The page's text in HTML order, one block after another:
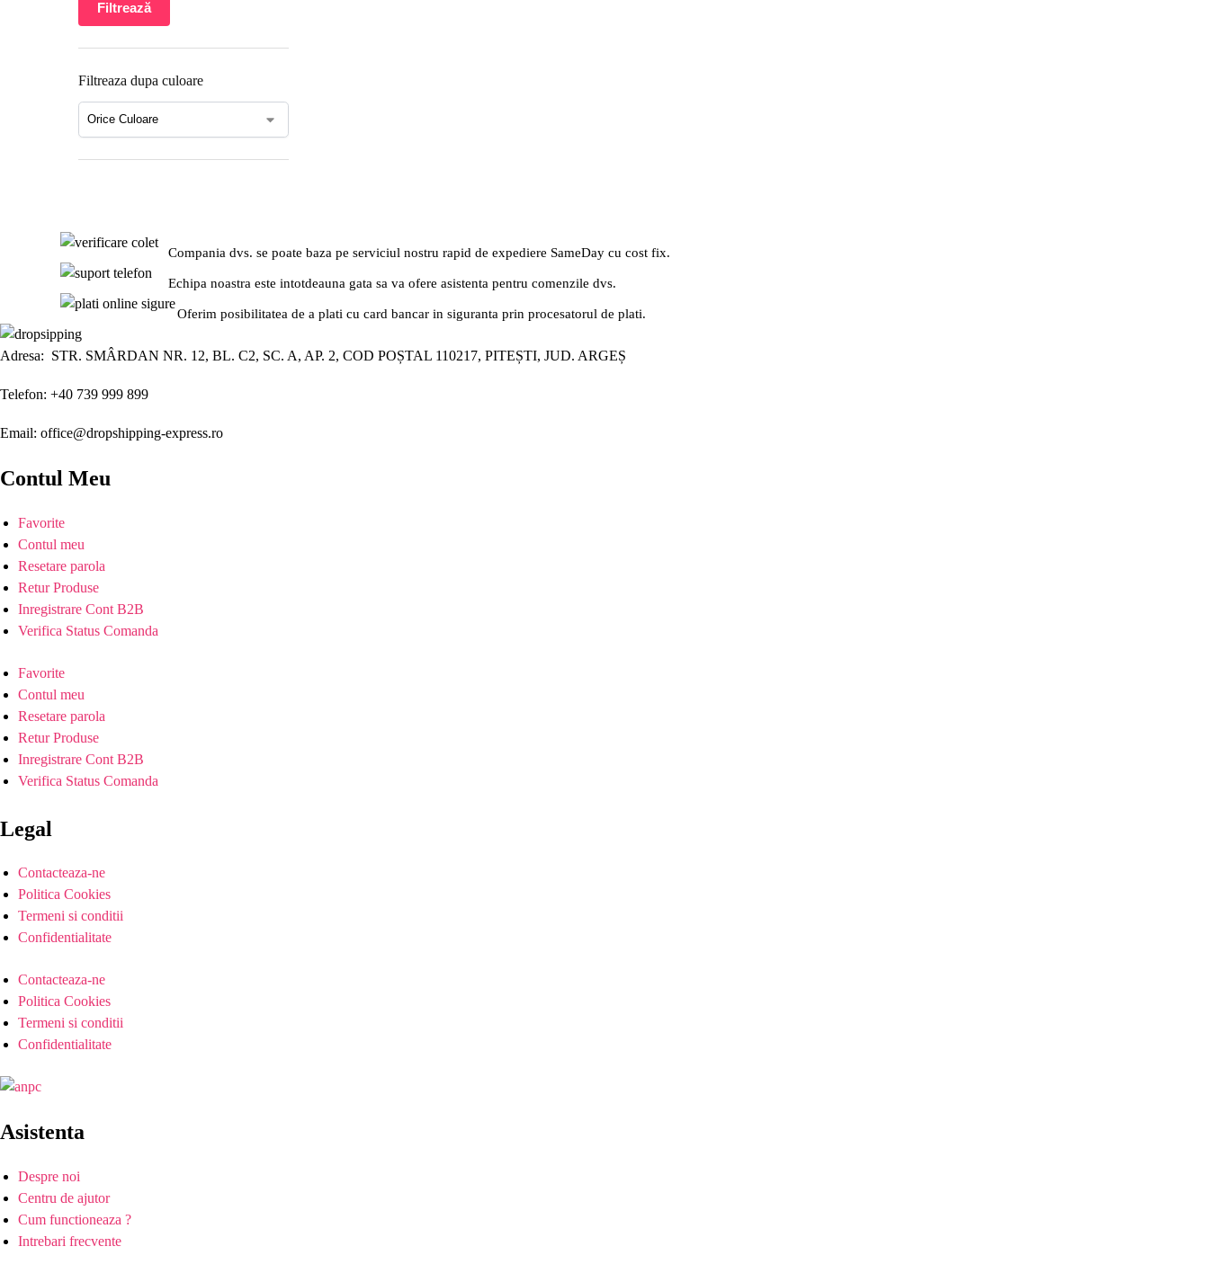
Filtrează
Filtreaza dupa culoare
Compania dvs. se poate baza pe serviciul nostru rapid de expediere SameDay cu cost fix.
Echipa noastra este intotdeauna gata sa va ofere asistenta pentru comenzile dvs.
Oferim posibilitatea de a plati cu card bancar in siguranta prin procesatorul de plati.
Adresa: STR. SMÂRDAN NR. 12, BL. C2, SC. A, AP. 2, COD POȘTAL 110217, PITEȘTI, JUD. ARGEȘ
Telefon: +40 739 999 899
Email: office@dropshipping-express.ro
Contul Meu
Favorite
Contul meu
Resetare parola
Retur Produse
Inregistrare Cont B2B
Verifica Status Comanda
Favorite
Contul meu
Resetare parola
Retur Produse
Inregistrare Cont B2B
Verifica Status Comanda
Legal
Contacteaza-ne
Politica Cookies
Termeni si conditii
Confidentialitate
Contacteaza-ne
Politica Cookies
Termeni si conditii
Confidentialitate
Asistenta
Despre noi
Centru de ajutor
Cum functioneaza ?
Intrebari frecvente